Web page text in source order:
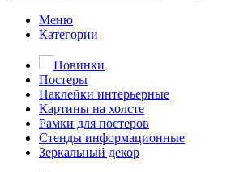
Меню
Категории
Новинки
Постеры
Наклейки интерьерные
Картины на холсте
Рамки для постеров
Стенды информационные
Зеркальный декор